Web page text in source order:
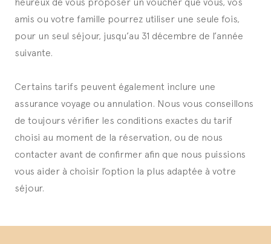
amis ou votre famille pourrez utiliser une seule fois,
pour un seul séjour, jusqu’au 31 décembre de l’année
suivante.
Certains tarifs peuvent également inclure une
assurance voyage ou annulation. Nous vous conseillons
de toujours vérifier les conditions exactes du tarif
choisi au moment de la réservation, ou de nous
contacter avant de confirmer afin que nous puissions
vous aider à choisir l’option la plus adaptée à votre
séjour.